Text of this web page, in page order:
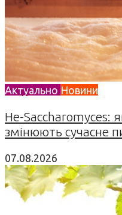
Актуально Новини
Не-Saccharomyces:
змінюють сучасне
07.08.2026